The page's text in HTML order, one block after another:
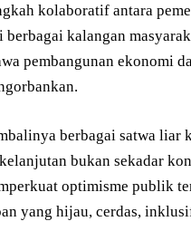
kolaboratif antara
berbagai kalangan
pembangunan ekonomi
berbagai satwa liar
bukan sekadar
optimisme publik
yang hijau, cerdas,